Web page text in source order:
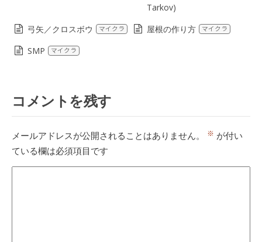
Tarkov)
弓矢／クロスボウ
マイクラ 屋根の作り方 マイクラ
SMP マイクラ
コメントを残す
メールアドレスが公開されることはありません。 ※ が付い
ている欄は必須項目です